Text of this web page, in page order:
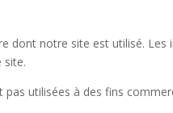
dont notre site est utilisé.
site.
utilisées à des fins